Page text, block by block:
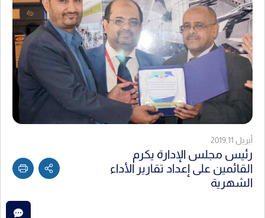
أبريل 2019,11
رئيس مجلس الإدارة يكرم
القائمين على إعداد تقارير الأداء
الشهرية